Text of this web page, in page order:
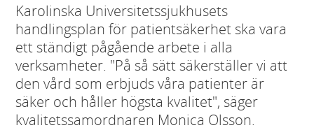
Karolinska Universitetssjukhusets
handlingsplan för patientsäkerhet ska vara
ett ständigt pågående arbete i alla
verksamheter. "På så sätt säkerställer vi att
den vård som erbjuds våra patienter är
säker och håller högsta kvalitet", säger
kvalitetssamordnaren Monica Olsson.